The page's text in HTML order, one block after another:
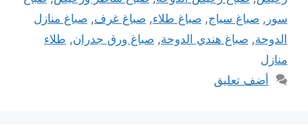
سور , صباغ سياج, صباغ طلاء, صباغ غرف, صباغ منازل
الدوحة, صباغ هندي الدوحة, صباغ ورق جدران, طلاء
منازل
أضف تعليق